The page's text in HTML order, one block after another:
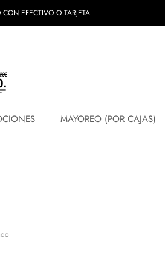
EFECTIVO O TARJETA
MAYOREO (POR CAJAS)